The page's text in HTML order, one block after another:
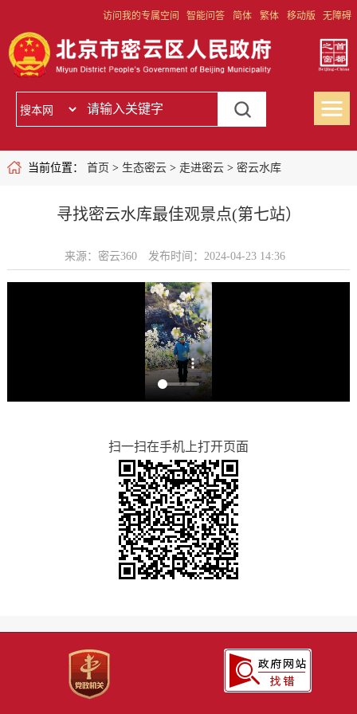
访问我的专属空间 智能问答 简体 繁体 移动版 无障碍
当前位置： 首页 > 生态密云> 走进密云> 密云水库
寻找密云水库最佳观景点(第七站）
来源：密云360 发布时间：2024-04-23 14:36
扫一扫在手机上打开页面